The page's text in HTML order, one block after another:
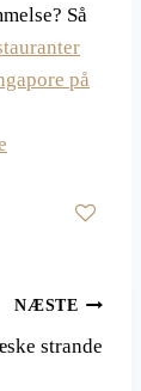
Så
på
NÆSTE
strande